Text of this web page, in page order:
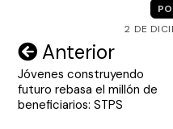
2 DE
Navegación
de
entradas
Anterior
Jóvenes construyendo
futuro rebasa el millón de
beneficiarios: STPS